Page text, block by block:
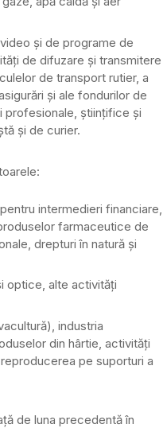
şi de programe de
de difuzare şi transmitere
de transport rutier, a
şi ale fondurilor de
profesionale, ştiinţifice şi
şi de curier.
intermedieri financiare,
farmaceutice de
drepturi în natură şi
optice, alte activităţi
industria
din hârtie, activităţi
pe suporturi a
de luna precedentă în